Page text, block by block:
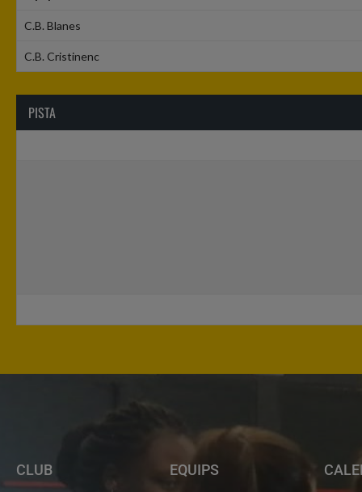
C.B. Blanes
C.B. Cristinenc
PISTA
CLUB EQUIPS